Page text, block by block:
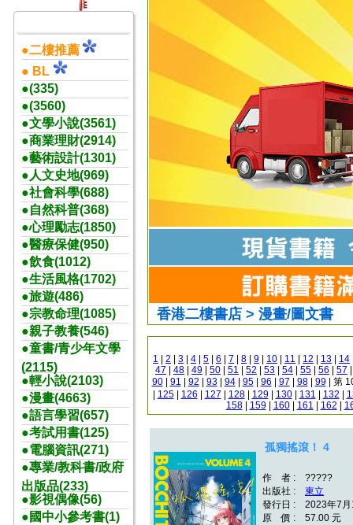
●二樓推薦
● BL
●(335)
●(3560)
●文學小說(3561)
●商業理財(2914)
●藝術設計(1301)
●人文史地(969)
●社會科學(688)
●自然科普(368)
●心理勵志(1850)
●醫療保健(950)
●飲食(1012)
●生活風格(1702)
●旅遊(486)
●宗教命理(1085)
●親子教養(546)
●童書/青少年文學
(2115)
●輕小說(2103)
●漫畫(4663)
●語言學習(657)
●考試用書(125)
●電腦資訊(271)
●專業/教科書/政府
出版品(233)
●影視偶像(56)
●國中小參考書(1)
香港二樓書店 > 漫畫/圖文書
1 2 3 4 5 6 7 8 9 10 11 12 13 14
47
48 49 50 51 52 53 54 55 56 57
90| 91 92 93| 94| 95| 96 97 98| 99| 第
125| 126 127 128| 129| 130| 131 132
158| 159| 160| 161 162
孤獨搖滾！ 4
作 者 : ?????
出版社 : 東立
發行日 : 2023年7月
原 價 : 57.00 元